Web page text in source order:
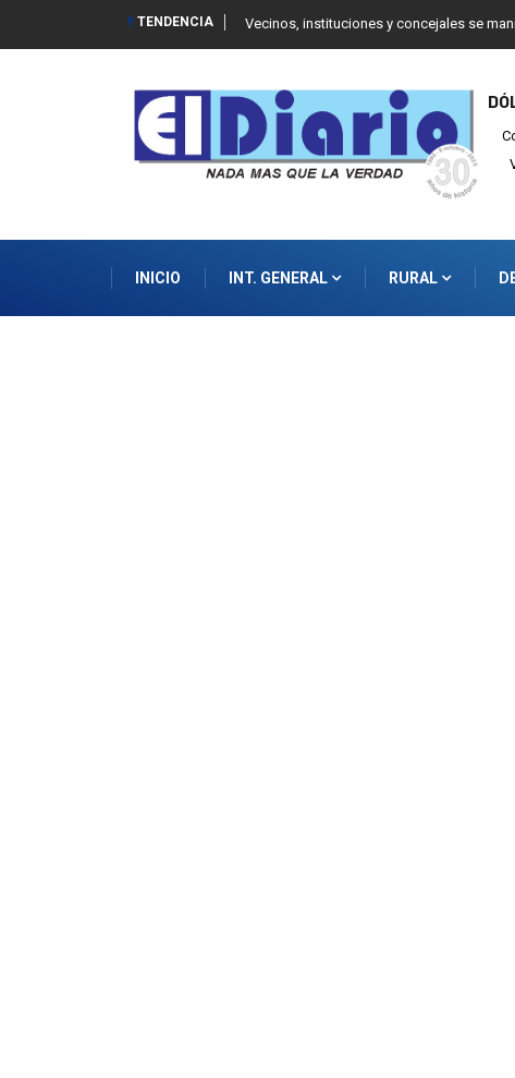
TENDENCIA Vecinos, instituciones y concejales se
INICIO INT. GENERAL RURAL